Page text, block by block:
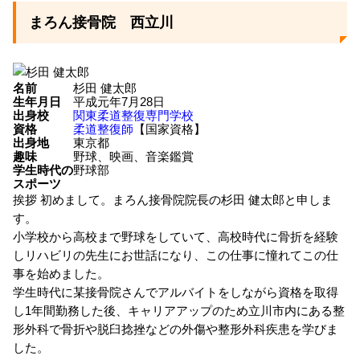
まろん接骨院 西立川
名前
杉田 健太郎
生年月日
平成元年7月28日
出身校
関東柔道整復専門学校
資格
柔道整復師 【国家資格】
出身地
東京都
趣味
野球、映画、音楽鑑賞
学生時代の
スポーツ
野球部
挨拶 初めまして。まろん接骨院院長の杉田 健太郎と申しま
す。
小学校から高校まで野球をしていて、高校時代に骨折を経験
しリハビリの先生にお世話になり、この仕事に憧れてこの仕
事を始めました。
学生時代に某接骨院さんでアルバイトをしながら資格を取得
し1年間勤務した後、キャリアアップのため立川市内にある整
形外科で骨折や脱臼捻挫などの外傷や整形外科疾患を学びま
した。